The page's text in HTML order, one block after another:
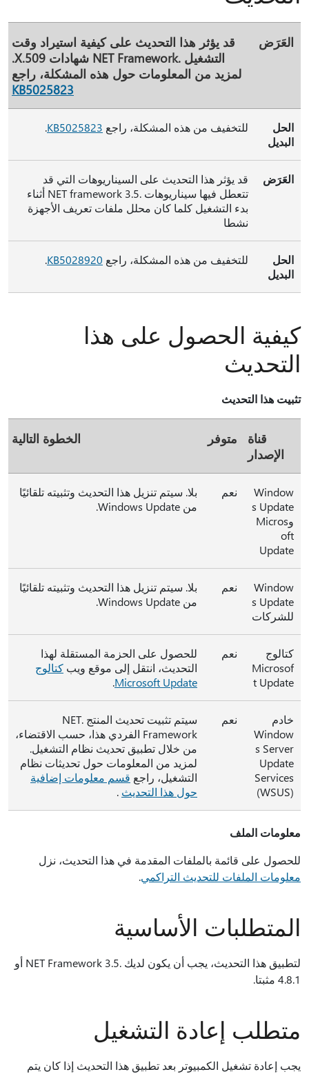
العَرَض
قد يؤثر هذا التحديث على كيفية استيراد وقت
التشغيل .NET Framework شهادات X.509.
لمزيد من المعلومات حول هذه المشكلة، راجع
KB5025823
الحل
البديل
للتخفيف من هذه المشكلة، راجع KB5025823
.
العَرَض
قد يؤثر هذا التحديث على السيناريوهات التي قد
تتعطل فيها سيناريوهات .NET framework 3.5 أثناء
بدء التشغيل كلما كان محلل ملفات تعريف الأجهزة
نشطا
الحل
البديل
للتخفيف من هذه المشكلة، راجع KB5028920
.
كيفية الحصول على هذا
التحديث
تثبيت هذا التحديث
قناة
الإصدار
متوفر الخطوة التالية
Window
s Update
وMicros
oft
Update
نعم
بلا. سيتم تنزيل هذا التحديث وتثبيته تلقائيًا
من Windows Update.
Window
s Update
للشركات
نعم
بلا. سيتم تنزيل هذا التحديث وتثبيته تلقائيًا
من Windows Update.
كتالوج
Microsof
t Update
نعم
للحصول على الحزمة المستقلة لهذا
التحديث، انتقل إلى موقع ويب كتالوج
Microsoft Update
.
خادم
Window
s Server
Update
Services
‏(WSUS)
نعم
سيتم تثبيت تحديث المنتج .NET
Framework الفردي هذا، حسب الاقتضاء،
من خلال تطبيق تحديث نظام التشغيل.
لمزيد من المعلومات حول تحديثات نظام
التشغيل، راجع قسم معلومات إضافية
حول هذا التحديث .
معلومات الملف
للحصول على قائمة بالملفات المقدمة في هذا التحديث، نزل
معلومات الملفات للتحديث التراكمي.
المتطلبات الأساسية
لتطبيق هذا التحديث، يجب أن يكون لديك .NET Framework 3.5 أو
4.8.1 مثبتا.
متطلب إعادة التشغيل
يجب إعادة تشغيل الكمبيوتر بعد تطبيق هذا التحديث إذا كان يتم